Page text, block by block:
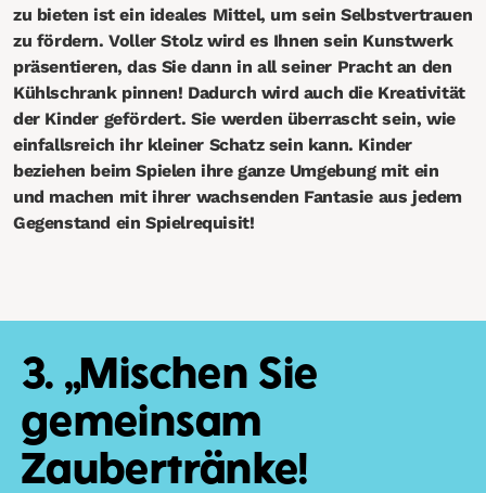
zu bieten ist ein ideales Mittel, um sein Selbstvertrauen
zu fördern. Voller Stolz wird es Ihnen sein Kunstwerk
präsentieren, das Sie dann in all seiner Pracht an den
Kühlschrank pinnen! Dadurch wird auch die Kreativität
der Kinder gefördert. Sie werden überrascht sein, wie
einfallsreich ihr kleiner Schatz sein kann. Kinder
beziehen beim Spielen ihre ganze Umgebung mit ein
und machen mit ihrer wachsenden Fantasie aus jedem
Gegenstand ein Spielrequisit!
3. „Mischen Sie
gemeinsam
Zaubertränke!